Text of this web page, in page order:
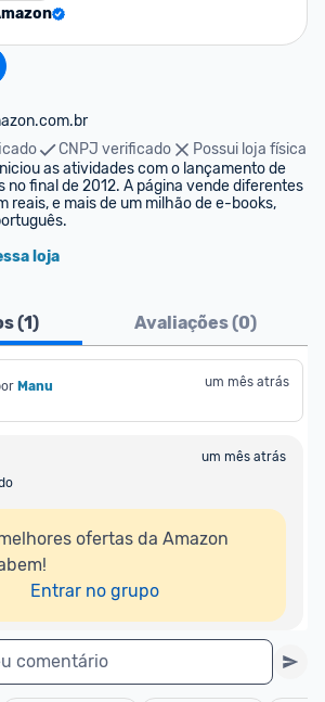
CNPJ verificado
Possui loja física
as atividades com o lançamento de
no final de 2012. A página vende diferentes
reais, e mais de um milhão de e-books,
loja
(1) Avaliações (0)
Manu um mês atrás
um mês atrás
ofertas da Amazon
Entrar no grupo
comentário